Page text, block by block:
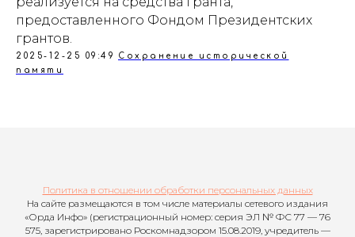
предоставленного Фондом Президентских
грантов.
2025-12-25 09:49
Сохранение исторической
памяти
Политика в отношении обработки персональных данных
На сайте размещаются в том числе материалы сетевого издания
«Орда Инфо» (регистрационный номер: серия ЭЛ № ФС 77 — 76
575, зарегистрировано Роскомнадзором 15.08.2019, учредитель —